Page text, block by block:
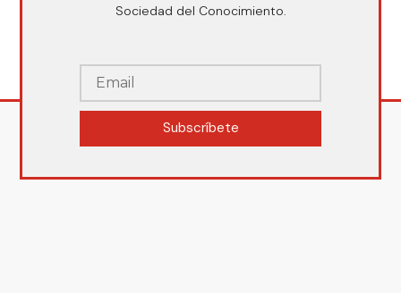
Sociedad del Conocimiento.
Subscríbete